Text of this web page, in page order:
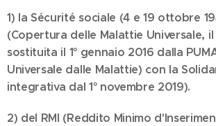
1) la Sécurité sociale (4 e 19 ottobre
(Copertura delle Malattie Universale,
sostituita il 1° gennaio 2016 dalla
Universale dalle Malattie) con la
integrativa dal 1° novembre 2019).
2) del RMI (Reddito Minimo